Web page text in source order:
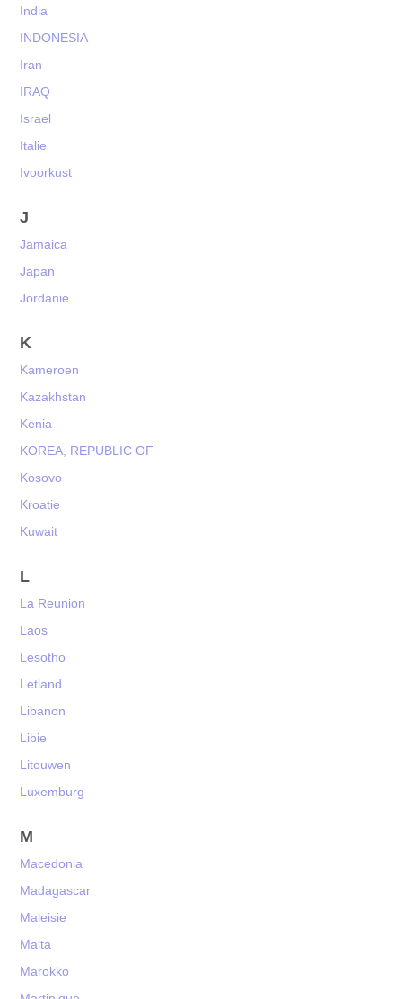
India
INDONESIA
Iran
IRAQ
Israel
Italie
Ivoorkust
J
Jamaica
Japan
Jordanie
K
Kameroen
Kazakhstan
Kenia
KOREA, REPUBLIC OF
Kosovo
Kroatie
Kuwait
L
La Reunion
Laos
Lesotho
Letland
Libanon
Libie
Litouwen
Luxemburg
M
Macedonia
Madagascar
Maleisie
Malta
Marokko